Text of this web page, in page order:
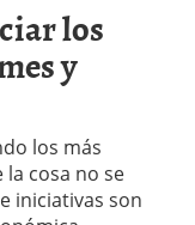
los
y
los más
cosa no se
iniciativas son